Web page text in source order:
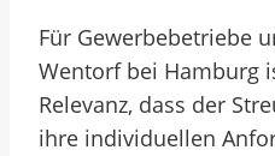
Für Gewerbebetriebe
Wentorf bei Hamburg
Relevanz, dass der
ihre individuellen